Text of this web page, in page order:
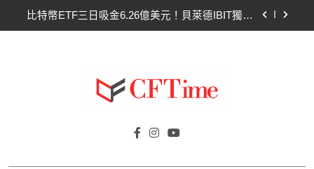
比特幣ETF三日吸金6.26億美元！貝萊德IBIT獨佔
以太幣區間壓縮！100日均線1,920成關鍵 期貨槓
桿比率逼近0.65
比特幣ETF三日吸金6.26億美元！貝萊德IBIT獨佔
Cftime.io
AI（ChatGPT）、區塊鏈、NFT、加密貨